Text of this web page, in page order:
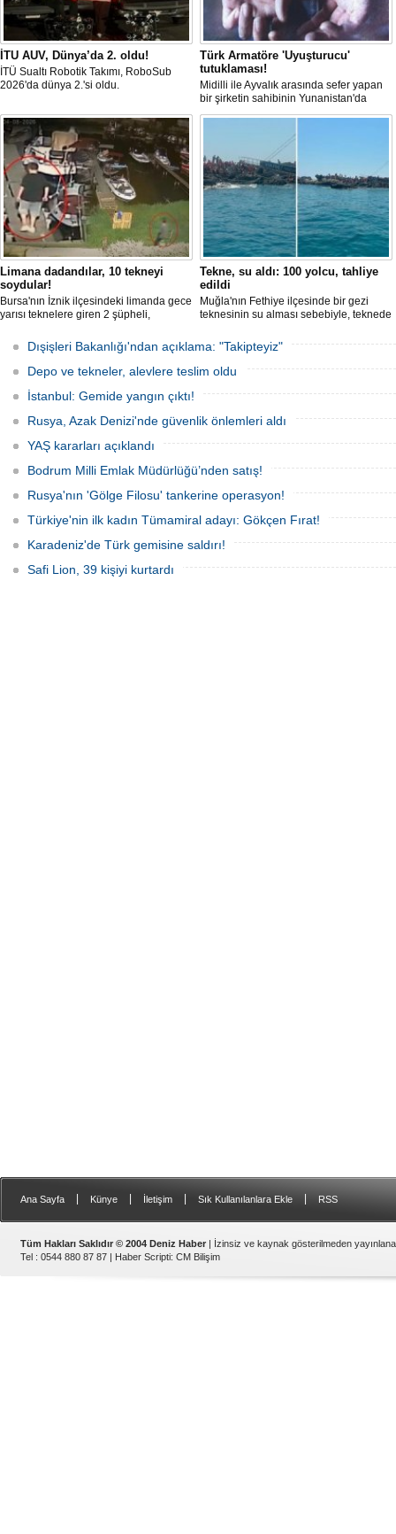
İTU AUV, Dünya’da 2. oldu!
İTÜ Sualtı Robotik Takımı, RoboSub
2026'da dünya 2.'si oldu.
Türk Armatöre 'Uyuşturucu'
tutuklaması!
Midilli ile Ayvalık arasında sefer yapan
bir şirketin sahibinin Yunanistan'da
tutuklandığı bildirildi.
Limana dadandılar, 10 tekneyi
soydular!
Bursa'nın İznik ilçesindeki limanda gece
yarısı teknelere giren 2 şüpheli,
çaldı. Olay, güvenlik kameralarına
yansıdı, tekne sahiplerinin ihbarıyla
jandarma inceleme başlattı.
Tekne, su aldı: 100 yolcu, tahliye
edildi
Muğla'nın Fethiye ilçesinde bir gezi
teknesinin su alması sebebiyle, teknede
teknenin batmaması için bölgede
kurtarma çalışması başlatıldı.
Dışişleri Bakanlığı'ndan açıklama: "Takipteyiz"
Depo ve tekneler, alevlere teslim oldu
İstanbul: Gemide yangın çıktı!
Rusya, Azak Denizi'nde güvenlik önlemleri aldı
YAŞ kararları açıklandı
Bodrum Milli Emlak Müdürlüğü’nden satış!
Rusya'nın 'Gölge Filosu' tankerine operasyon!
Türkiye'nin ilk kadın Tümamiral adayı: Gökçen Fırat!
Karadeniz'de Türk gemisine saldırı!
Safi Lion, 39 kişiyi kurtardı
Ana Sayfa Künye İletişim Sık Kullanılanlara Ekle RSS
Tüm Hakları Saklıdır © 2004 Deniz Haber | İzinsiz ve kaynak gösterilmeden
Tel : 0544 880 87 87 | Haber Scripti: CM Bilişim